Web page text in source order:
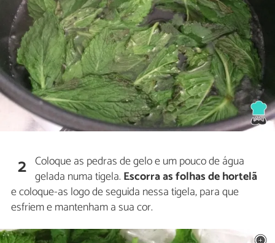
2 Coloque as pedras de gelo e um pouco de água
gelada numa tigela. Escorra as folhas de hortelã
e coloque-as logo de seguida nessa tigela, para que
esfriem e mantenham a sua cor.